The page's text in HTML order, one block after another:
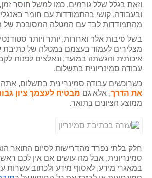
וזאת בגלל שלל גורמים, כמו למשל חוסר
ובעבודה, קושי בהתמודדות עם חומר
מהתמודדות לבד עם המטלה המסובכת של
בשל סיבות אלה ואחרות, יותר ויותר
מצליחים לעמוד בעצמם במטלה של כתיבת
איכותית והגשתה במועד, ונאלצים לפנות
עבודה סמינריונית בתשלום.
כשרוכשים עבודה סמינריונית בתשלום,
את הדרך, אלא גם מבטיח לעצמך ציון
ממוצע הציונים בתואר.
חלק בלתי נפרד מהדרישות לסיום התואר
סמינריונית, אבל מה עושים אם אין לכם
במאגרי מידע, לאסוף מידע ולכתוב עשרות